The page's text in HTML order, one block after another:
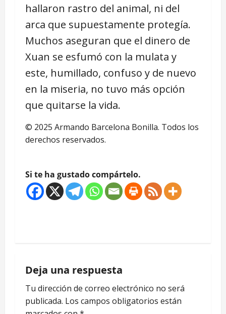
hallaron rastro del animal, ni del
arca que supuestamente protegía.
Muchos aseguran que el dinero de
Xuan se esfumó con la mulata y
este, humillado, confuso y de nuevo
en la miseria, no tuvo más opción
que quitarse la vida.
© 2025 Armando Barcelona Bonilla. Todos los
derechos reservados.
Si te ha gustado compártelo.
v
e
Deja una respuesta
Tu dirección de correo electrónico no será
publicada. Los campos obligatorios están